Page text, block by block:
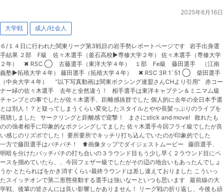
2025年6月16日
大学戦 成人/社会人
６/１４日に行われた関東リーグ第3戦目の岩手勢レポートページです 岩手出身選
手結果 ２部 F級 佐々木選手（釜石高校▶︎専修大学２年） 佐々木選手（専修大学
２年） ✖︎ RSC ◯ 古藤選手（東洋大学４年） １部 Fe級 藤田選手 （江南
義塾▶︎拓殖大学４年） 藤田選手（拓殖大学４年） ✖︎ RSC 3R 1`51 ◯ 柴田選手
（中央大学４年） “以下写真動画は関東ボクシング連盟さんCHより引用” 赤コー
ナー緑の佐々木選手 去年と全然違う！ 相手選手は東洋キャプテン＆ミニマム級
チャンプとの事でしたが佐々木選手、距離感抜群でした 個人的に去年の全日本予選
とは別人！？と疑ってしまうくらい変化したスタイルとやや長髪っぷりのライブを
視聴しました サークリングと距離感で迎撃！ まさにstick and move! 敗れたも
のの強者相手に印象的なボクシングしてました 佐々木選手今回フライ級でしたが良
い感じのリズボでした！ 要所要所でキッチリ打ち込んでいたのが印象的でした
一方で藤田選手はバチバチ！ ⬆️画像タップでダイジェストムービー 藤田選手、
明暗を分けたバッチバチの打ち合いの３ラウンド目もう少し早く２ラウンド目にペ
ースを掴めていたら、、今回フェザー級でしたがその辺の地合いもあったんでしょ
うか とたらればをかき消すくらい最終ラウンドは差し違えておりました こういっ
たスイッチオンで第二形態発動する選手は強いなーといつも思います 最前線の大
学戦、後輩の皆さんには良い影響しかありません！ リーグ戦の折り返し、今後も頑